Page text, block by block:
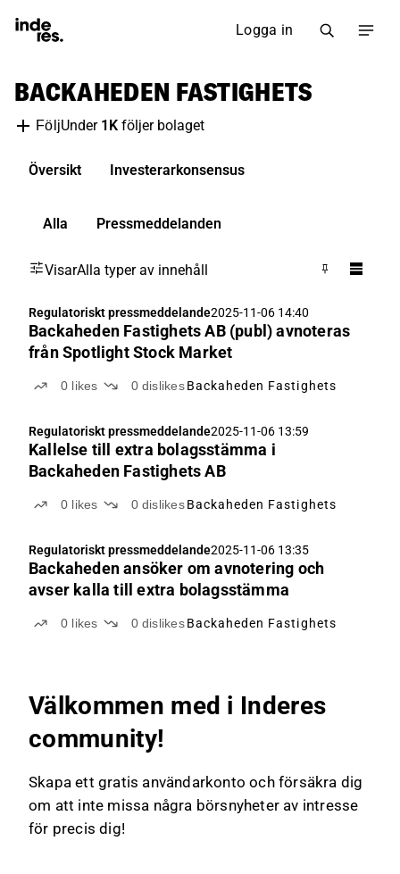
Logga in
BACKAHEDEN FASTIGHETS
FöljUnder 1K följer bolaget
Översikt Investerarkonsensus
Alla Pressmeddelanden
VisarAlla typer av innehåll
Regulatoriskt pressmeddelande2025-11-06 14:40
Backaheden Fastighets AB (publ) avnoteras
från Spotlight Stock Market
0 likes 0 dislikes Backaheden Fastighets
Regulatoriskt pressmeddelande2025-11-06 13:59
Kallelse till extra bolagsstämma i
Backaheden Fastighets AB
0 likes 0 dislikes Backaheden Fastighets
Regulatoriskt pressmeddelande2025-11-06 13:35
Backaheden ansöker om avnotering och
avser kalla till extra bolagsstämma
0 likes 0 dislikes Backaheden Fastighets
Välkommen med i Inderes
community!
Skapa ett gratis användarkonto och försäkra dig
om att inte missa några börsnyheter av intresse
för precis dig!